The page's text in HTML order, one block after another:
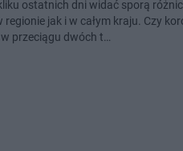
ostatnich dni widać sporą
regionie jak i w całym kraju. Czy
przeciągu dwóch t…